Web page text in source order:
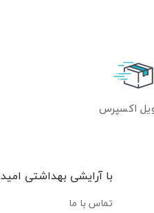
اکسپرس
با آرایشی بهداشتی
تماس با ما